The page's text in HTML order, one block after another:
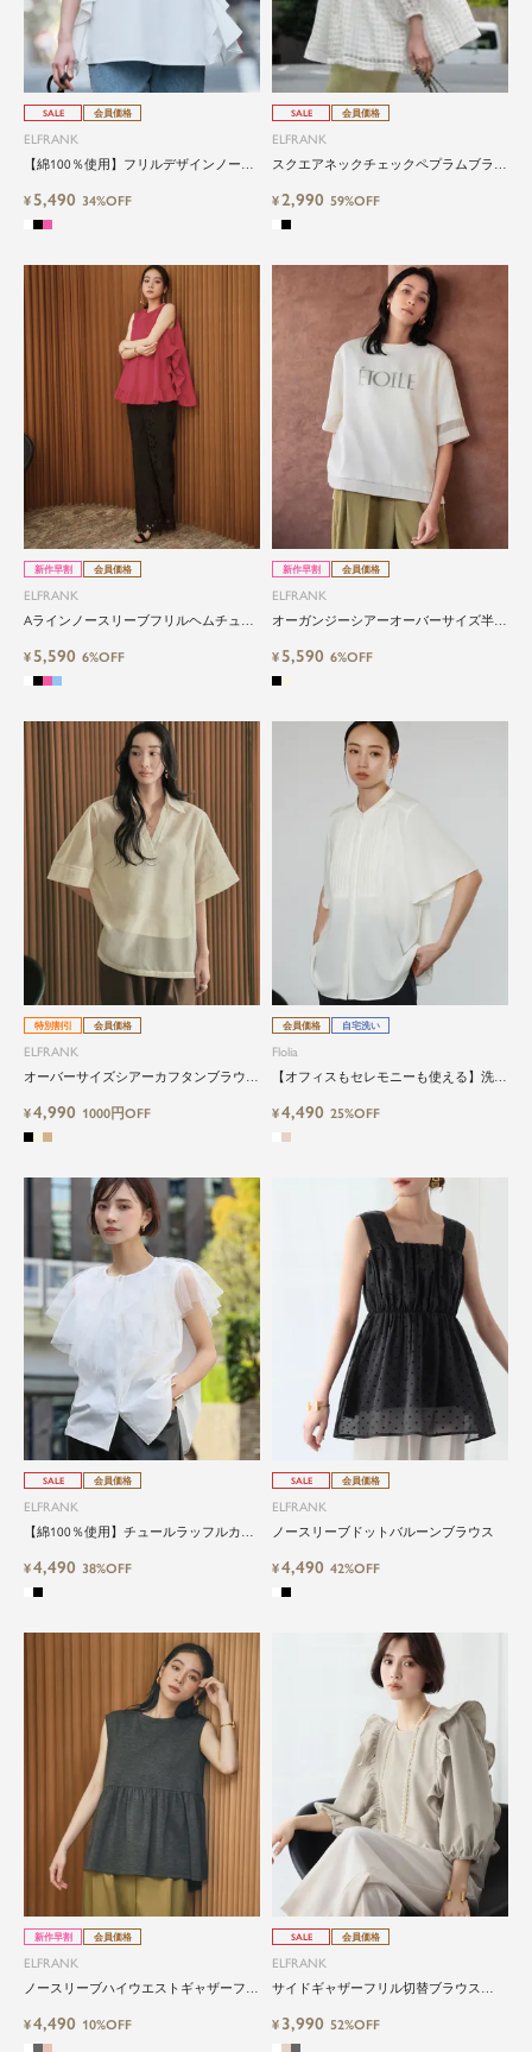
SALE 会員価格
ELFRANK
【綿100％使用】フリルデザインノース
¥5,490 34%OFF
SALE 会員価格
ELFRANK
スクエアネックチェックペプラムブラウ
¥2,990 59%OFF
新作早割 会員価格
ELFRANK
Aラインノースリーブフリルヘムチュニ
¥5,590 6%OFF
新作早割 会員価格
ELFRANK
オーガンジーシアーオーバーサイズ半袖
¥5,590 6%OFF
特別割引 会員価格
ELFRANK
オーバーサイズシアーカフタンブラウス
¥4,990 1000円OFF
会員価格 自宅洗い
Flolia
【オフィスもセレモニーも使える】洗え
ジネスブラウス
¥4,490 25%OFF
SALE 会員価格
ELFRANK
【綿100％使用】チュールラッフルカラ
¥4,490 38%OFF
SALE 会員価格
ELFRANK
ノースリーブドットバルーンブラウス
¥4,490 42%OFF
新作早割 会員価格
ELFRANK
ノースリーブハイウエストギャザーフレ
¥4,490 10%OFF
SALE 会員価格
ELFRANK
サイドギャザーフリル切替ブラウス
¥ 3,990 52%OFF